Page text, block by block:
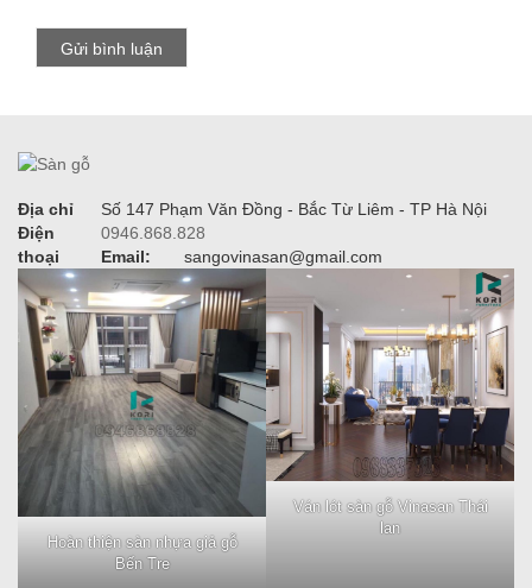
Địa chỉ
Số 147 Phạm Văn Đồng - Bắc Từ Liêm - TP Hà Nội
Điện
thoại
0946.868.828
Email:
sangovinasan@gmail.com
Hoàn thiện sàn nhựa giả gỗ
Bến Tre
Ván lót sàn gỗ Vinasan Thái
lan